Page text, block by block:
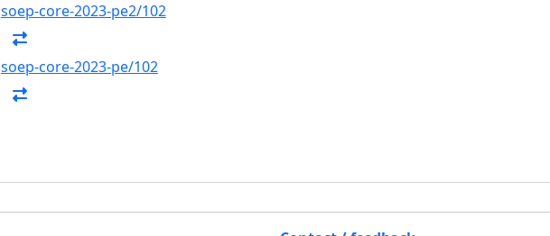
soep-core-2023-pe2/102
soep-core-2023-pe/102